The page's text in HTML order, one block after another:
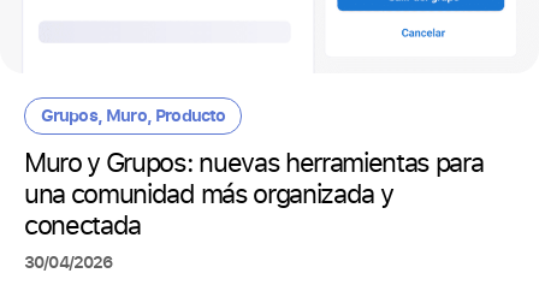
Grupos, Muro, Producto
Muro y Grupos: nuevas herramientas para
una comunidad más organizada y
conectada
30/04/2026